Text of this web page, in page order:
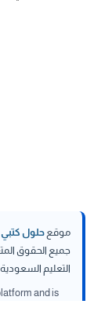
موقع حلول كتبي
جميع الحقوق
التعليم السعودية.
and is